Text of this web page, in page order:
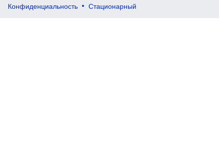
Конфиденциальность Стационарный